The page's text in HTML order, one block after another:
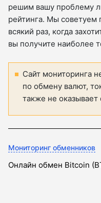
решим вашу проблему
рейтинга. Мы советуем
всякий раз, когда
вы получите наиболее
Сайт мониторинга
по обмену валют,
также не оказывает
Мониторинг обменников
Онлайн обмен Bitcoin